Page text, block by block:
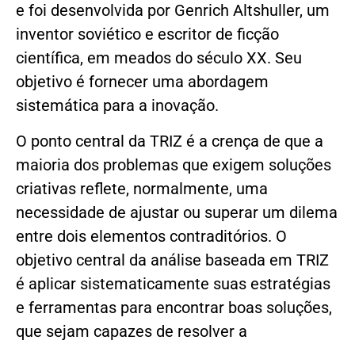
e foi desenvolvida por Genrich Altshuller, um
inventor soviético e escritor de ficção
científica, em meados do século XX. Seu
objetivo é fornecer uma abordagem
sistemática para a inovação.
O ponto central da TRIZ é a crença de que a
maioria dos problemas que exigem soluções
criativas reflete, normalmente, uma
necessidade de ajustar ou superar um dilema
entre dois elementos contraditórios. O
objetivo central da análise baseada em TRIZ
é aplicar sistematicamente suas estratégias
e ferramentas para encontrar boas soluções,
que sejam capazes de resolver a